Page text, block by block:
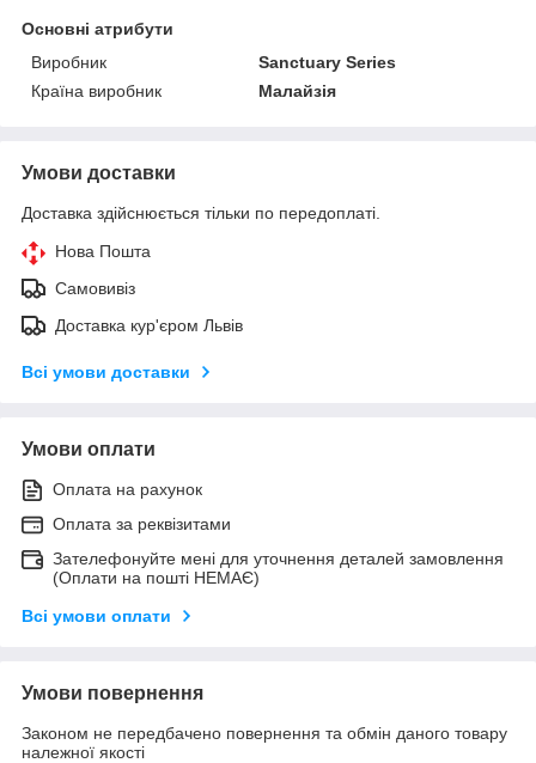
Основні атрибути
Виробник
Sanctuary Series
Країна виробник
Малайзія
Умови доставки
Доставка здійснюється тільки по передоплаті.
Нова Пошта
Самовивіз
Доставка кур'єром Львів
Всі умови доставки
Умови оплати
Оплата на рахунок
Оплата за реквізитами
Зателефонуйте мені для уточнення деталей замовлення
(Оплати на пошті НЕМАЄ)
Всі умови оплати
Умови повернення
Законом не передбачено повернення та обмін даного товару
належної якості